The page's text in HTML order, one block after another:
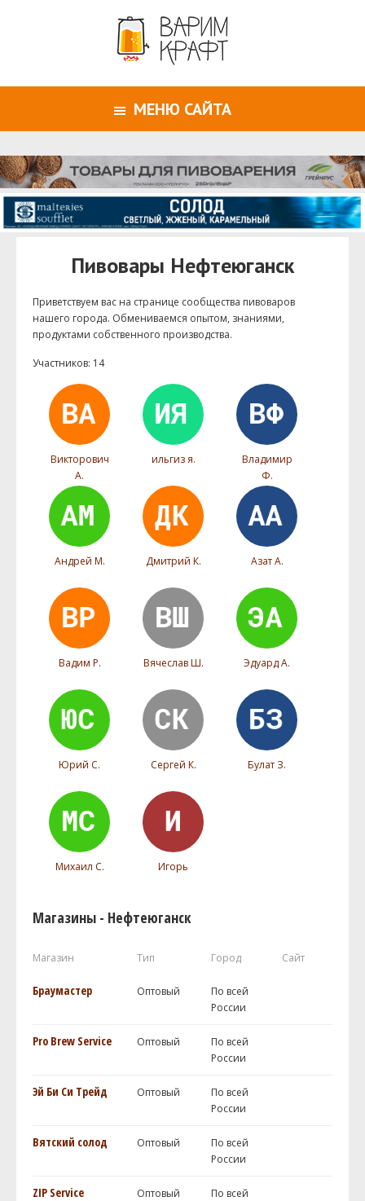
МЕНЮ САЙТА
Пивовары Нефтеюганск
Приветствуем ваc на странице сообщества пивоваров
нашего города. Обмениваемся опытом, знаниями,
продуктами собственного производства.
Участников: 14
Викторович
А.
ильгиз я.
Владимир
Ф.
Андрей М. Дмитрий К. Азат А.
Вадим Р. Вячеслав Ш. Эдуард А.
Юрий С. Сергей К. Булат З.
Михаил С. Игорь
Магазины - Нефтеюганск
Магазин Тип Город Сайт
Браумастер Оптовый
По всей
России
Pro Brew Service Оптовый
По всей
России
Эй Би Си Трейд Оптовый
По всей
России
Вятский солод Оптовый
По всей
России
ZIP Service Оптовый
По всей